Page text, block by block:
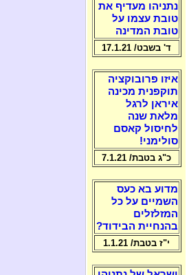
נתניהו מעדיף את
טובת עצמו על
טובת המדינה
ד' בשבט/ 17.1.21
איזו פרובוקציה
תוקפנית מכינה
איראן לרגל
מלאת שנה
לחיסול קאסם
סולימני!
כ"ג בטבת/ 7.1.21
מדוע בא כעס
השמיים על כל
המזלזלים
בהנחיית הבידוד?
י"ז בטבת/ 1.1.21